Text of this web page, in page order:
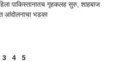
पाकिस्तानातच गृहकलह सुरु, शाहबाज
आंदोलनाचा भडका
3 4 5